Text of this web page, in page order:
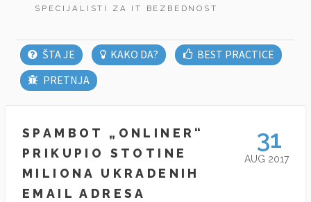
ŠTA JE KAKO DA?
BEST PRACTICE
PRETNJA
SPAMBOT „ONLINER“
PRIKUPIO STOTINE
MILIONA UKRADENIH
EMAIL ADRESA
31
AUG 2017
SPECIJALISTI ZA IT BEZBEDNOST